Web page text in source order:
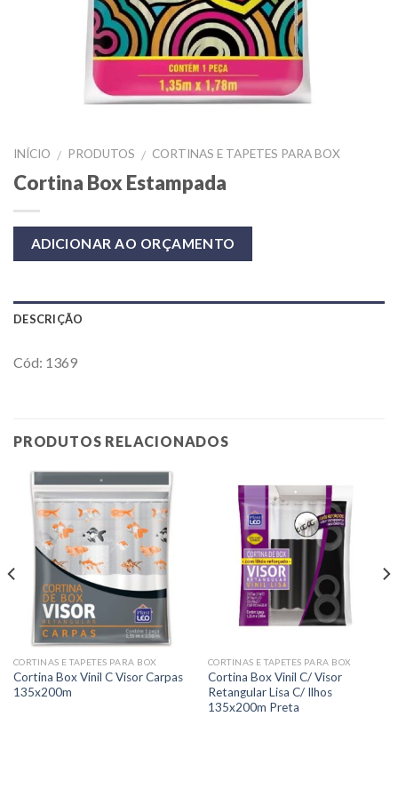
INÍCIO / PRODUTOS / CORTINAS E TAPETES PARA BOX
Cortina Box Estampada
ADICIONAR AO ORÇAMENTO
DESCRIÇÃO
Cód: 1369
PRODUTOS RELACIONADOS
CORTINAS E TAPETES PARA BOX
Cortina Box Vinil C Visor Carpas
135x200m
CORTINAS E TAPETES PARA BOX
Cortina Box Vinil C/ Visor
Retangular Lisa C/ Ilhos
135x200m Preta